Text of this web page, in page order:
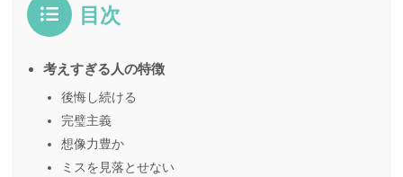
目次
考えすぎる人の特徴
後悔し続ける
完璧主義
想像力豊か
ミスを見落とせない